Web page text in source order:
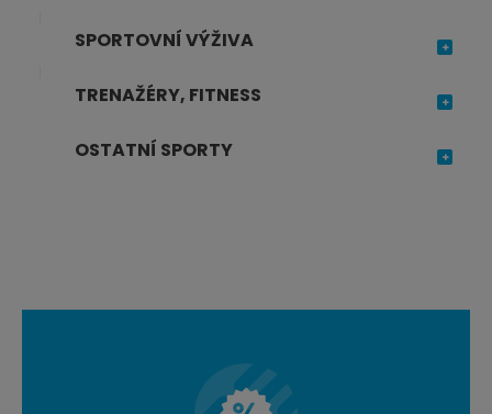
SPORTOVNÍ VÝŽIVA
TRENAŽÉRY, FITNESS
OSTATNÍ SPORTY